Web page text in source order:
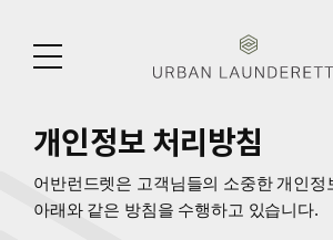
LAUNDERETTE
메뉴
BRAND
SERVICE
개인정보 처리방침
어반런드렛은 고객님들의 소중한 개인정
아래와 같은 방침을 수행하고 있습니다.